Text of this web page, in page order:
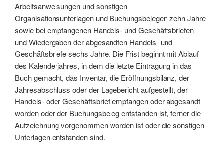
Arbeitsanweisungen und sonstigen
Organisationsunterlagen und Buchungsbelegen zehn Jahre
sowie bei empfangenen Handels- und Geschäftsbriefen
und Wiedergaben der abgesandten Handels- und
Geschäftsbriefe sechs Jahre. Die Frist beginnt mit Ablauf
des Kalenderjahres, in dem die letzte Eintragung in das
Buch gemacht, das Inventar, die Eröffnungsbilanz, der
Jahresabschluss oder der Lagebericht aufgestellt, der
Handels- oder Geschäftsbrief empfangen oder abgesandt
worden oder der Buchungsbeleg entstanden ist, ferner die
Aufzeichnung vorgenommen worden ist oder die sonstigen
Unterlagen entstanden sind.